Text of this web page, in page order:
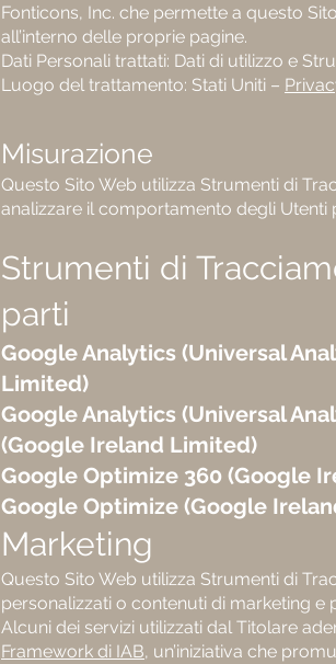
Fonticons, Inc. che permette a questo
all’interno delle proprie pagine.
Dati Personali trattati: Dati di utilizzo e
Luogo del trattamento: Stati Uniti –
Misurazione
Questo Sito Web utilizza Strumenti di
analizzare il comportamento degli Utenti
Strumenti di
parti
Google Analytics (Universal
Limited)
Google Analytics (Universal
(Google Ireland Limited)
Google Optimize 360 (Google
Google Optimize (Google
Marketing
Questo Sito Web utilizza Strumenti di
personalizzati o contenuti di marketing e
Alcuni dei servizi utilizzati dal Titolare
Framework di IAB, un’iniziativa che